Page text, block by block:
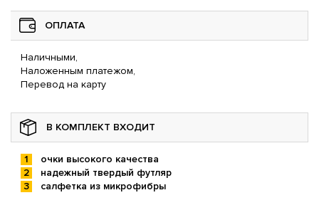
ОПЛАТА
Наличными,
Наложенным платежом,
Перевод на карту
В КОМПЛЕКТ ВХОДИТ
очки высокого качества
надежный твердый футляр
салфетка из микрофибры